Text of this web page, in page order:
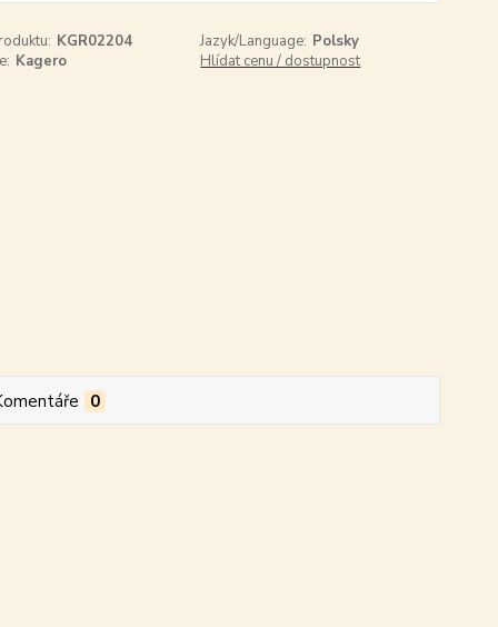
KGR02204 Jazyk/Language: Polsky
Kagero Hlídat cenu / dostupnost
0